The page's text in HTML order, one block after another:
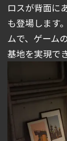
ロスが背面に
も登場します
ムで、ゲーム
基地を実現で